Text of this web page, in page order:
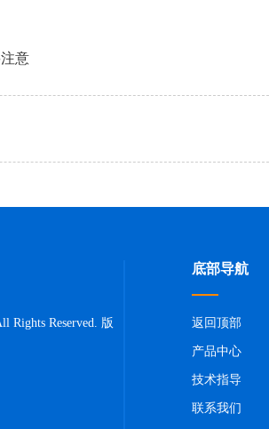
意
Rights Reserved. 版
底部导航
返回顶部
产品中心
技术指导
联系我们